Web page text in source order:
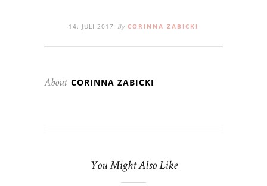
14. JULI 2017 By CORINNA ZABICKI
About CORINNA ZABICKI
You Might Also Like